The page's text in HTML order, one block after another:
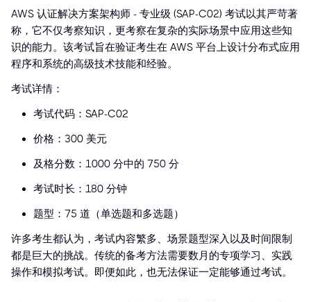
AWS 认证解决方案架构师 - 专业级 (SAP-C02) 考试以其严苛著
称，它不仅考察知识，更考察在复杂的实际场景中应用这些知
识的能力。该考试旨在验证考生在 AWS 平台上设计分布式应用
程序和系统的高级技术技能和经验。
考试详情：
考试代码：SAP-C02
价格：300 美元
及格分数：1000 分中的 750 分
考试时长：180 分钟
题型：75 道（单选题和多选题）
许多考生都认为，考试内容繁多、场景题型深入以及时间限制
都是巨大的挑战。传统的备考方法需要数月的专项学习、实践
操作和模拟考试。即便如此，也无法保证一定能够通过考试。